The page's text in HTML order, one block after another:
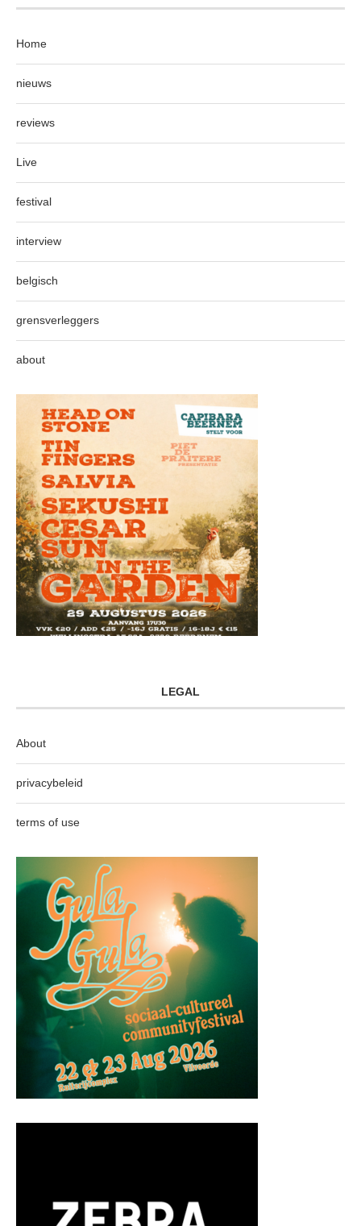
Home
nieuws
reviews
Live
festival
interview
belgisch
grensverleggers
about
LEGAL
About
privacybeleid
terms of use